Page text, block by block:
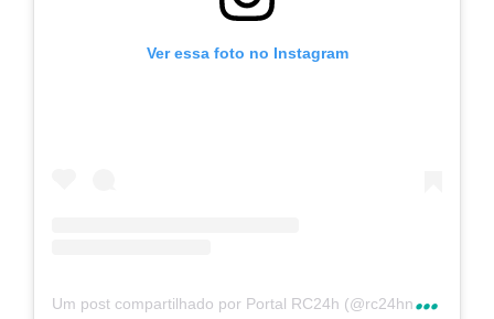
Ver essa foto no Instagram
U
m post compartilhado por Portal RC24h (@rc24hnoticias)